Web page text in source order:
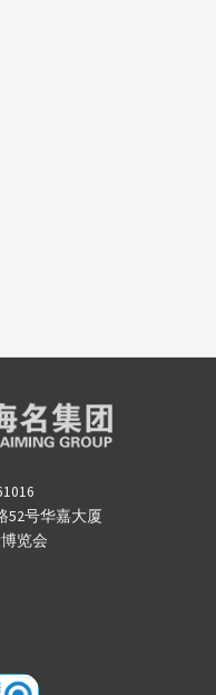
52号华嘉大厦
览会